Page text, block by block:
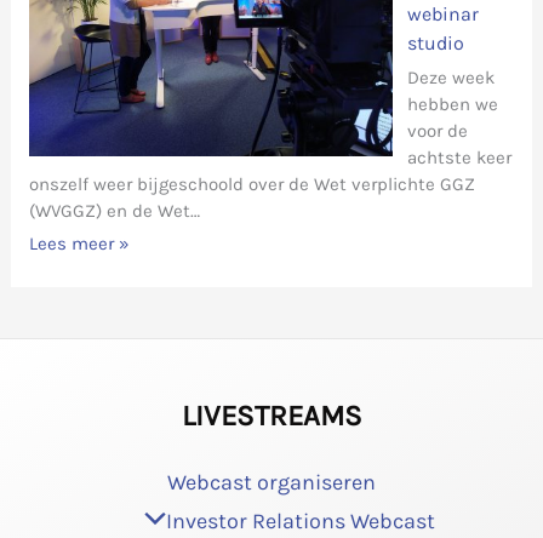
webinar
studio
Deze week
hebben we
voor de
achtste keer
onszelf weer bijgeschoold over de Wet verplichte GGZ
(WVGGZ) en de Wet…
Lees meer »
LIVESTREAMS
Webcast organiseren
Investor Relations Webcast